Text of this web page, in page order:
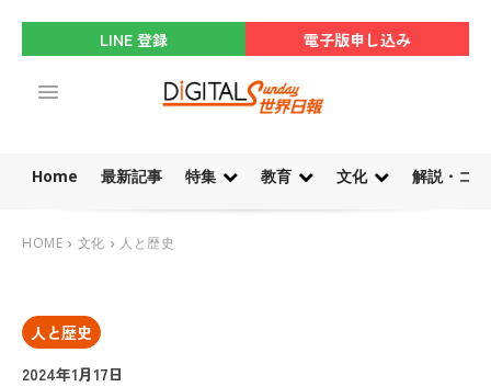
LINE 登録 電子版申し込み
Home 最新記事 特集 教育 文化 解説・コ
HOME 文化 人と歴史
人と歴史
2024年1月17日